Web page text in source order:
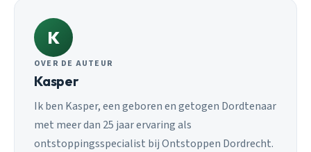
K
OVER DE AUTEUR
Kasper
Ik ben Kasper, een geboren en getogen Dordtenaar
met meer dan 25 jaar ervaring als
ontstoppingsspecialist bij Ontstoppen Dordrecht.